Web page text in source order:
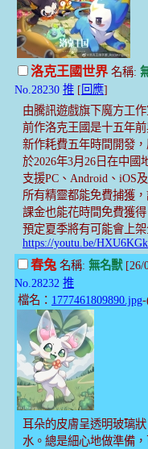
洛克王國世界名稱:
No.28230 推 [ 回應]
由騰訊遊戲旗下魔方工
前作洛克王國是十五年
新作耗費五年時間開發
於2026年3月26日在中國
支援PC、Android、iOS
所有精靈都能免費捕獲
課金也能花時間免費獲得
預定夏季將有可能會上
https://youtu.be/
春兔名稱: 無名獸[26/
No.28232 推
檔名： 1777461809890.jpg-
耳朵的皮膚呈透明玻璃
水。總是細心地做準備